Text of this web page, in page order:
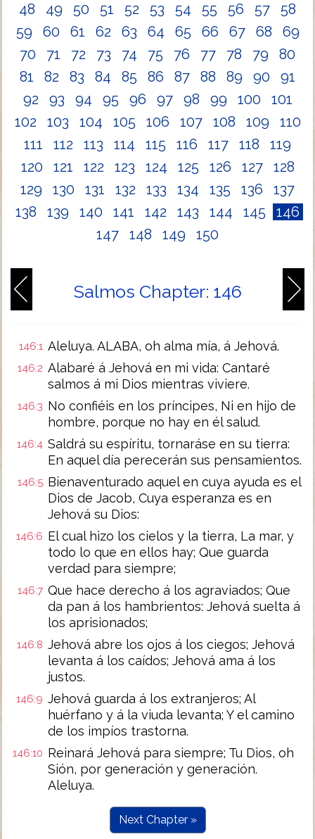
48
49 50 51 52 53 54 55 56 57
58
59
60 61 62 63 64 65 66 67 68
69
70
71 72 73 74 75 76 77 78 79
80
81
82 83 84 85 86 87 88 89 90
91
92
93 94 95 96 97 98 99 100
101
102
103 104 105 106 107 108 109
110
111
112 113 114 115 116 117 118
119
120
121 122 123 124 125 126 127
128
129
130 131 132 133 134 135 136
137
138
139 140 141 142 143 144 145
146
147
148 149 150
Salmos Chapter: 146
146:1 Aleluya. ALABA, oh alma mía, á Jehová.
146:2 Alabaré á Jehová en mi vida: Cantaré
salmos á mi Dios mientras viviere.
146:3 No confiéis en los príncipes, Ni en hijo de
hombre, porque no hay en él salud.
146:4 Saldrá su espíritu, tornaráse en su tierra:
En aquel día perecerán sus pensamientos.
146:5 Bienaventurado aquel en cuya ayuda es el
Dios de Jacob, Cuya esperanza es en
Jehová su Dios:
146:6 El cual hizo los cielos y la tierra, La mar, y
todo lo que en ellos hay; Que guarda
verdad para siempre;
146:7 Que hace derecho á los agraviados; Que
da pan á los hambrientos: Jehová suelta á
los aprisionados;
146:8 Jehová abre los ojos á los ciegos; Jehová
levanta á los caídos; Jehová ama á los
justos.
146:9 Jehová guarda á los extranjeros; Al
huérfano y á la viuda levanta; Y el camino
de los impíos trastorna.
146:10 Reinará Jehová para siempre; Tu Dios, oh
Sión, por generación y generación.
Aleluya.
Next Chapter »